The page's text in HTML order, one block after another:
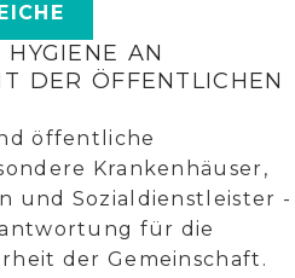
HYGIENE AN
DER ÖFFENTLICHEN
öffentliche
Krankenhäuser,
und Sozialdienstleister -
für die
der Gemeinschaft.